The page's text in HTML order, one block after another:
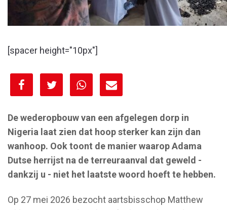
[spacer height="10px"]
[spacer height="10px"]
De wederopbouw van een afgelegen dorp in
Nigeria laat zien dat hoop sterker kan zijn dan
wanhoop. Ook toont de manier waarop Adama
Dutse herrijst na de terreuraanval dat geweld -
dankzij u - niet het laatste woord hoeft te hebben.
Op 27 mei 2026 bezocht aartsbisschop Matthew